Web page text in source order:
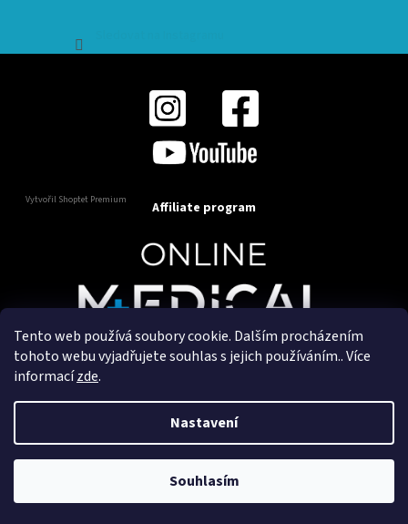
Tento web používá soubory cookie. Dalším procházením
tohoto webu vyjadřujete souhlas s jejich používáním.. Více
informacízde.
Nastavení
Souhlasím
Vytvořil Shoptet Premium Affiliate program
Copyright 2025OnlineMedical.cz. Všechna práva
Vytvořil a marketingově zajišťuje